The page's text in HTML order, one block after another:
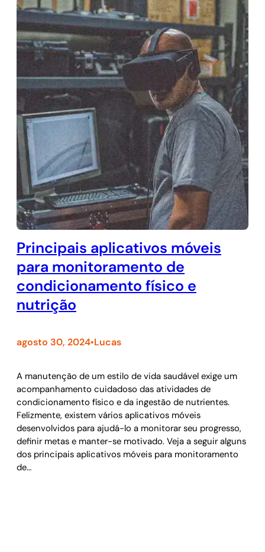
Principais aplicativos móveis
para monitoramento de
condicionamento físico e
nutrição
agosto 30, 2024•Lucas
A manutenção de um estilo de vida saudável exige um
acompanhamento cuidadoso das atividades de
condicionamento físico e da ingestão de nutrientes.
Felizmente, existem vários aplicativos móveis
desenvolvidos para ajudá-lo a monitorar seu progresso,
definir metas e manter-se motivado. Veja a seguir alguns
dos principais aplicativos móveis para monitoramento
de…